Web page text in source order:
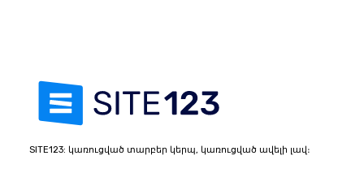
SITE123: կառուցված տարբեր կերպ, կառուցված ավելի լավ։